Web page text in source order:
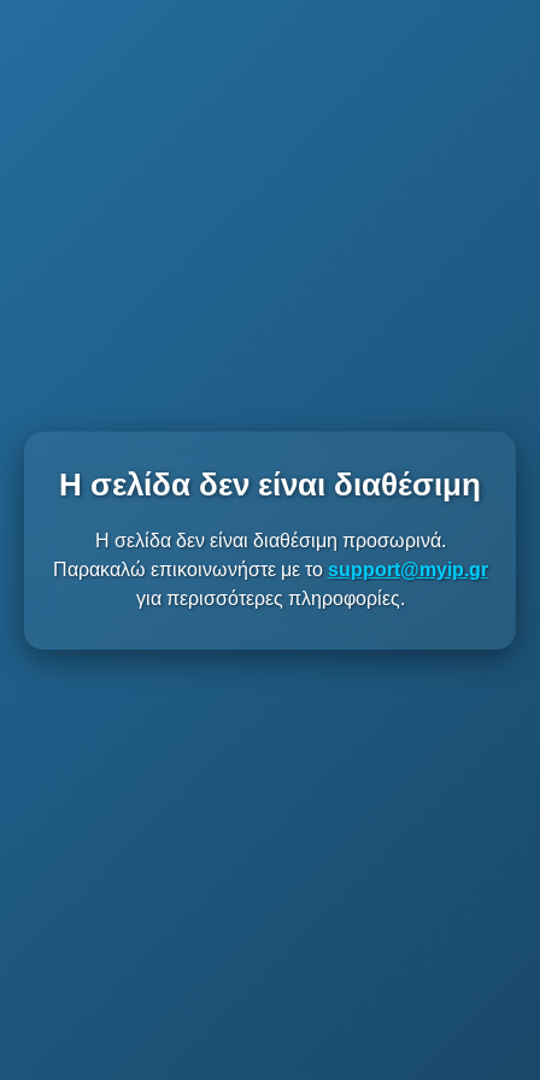
Η σελίδα δεν είναι διαθέσιμη
Η σελίδα δεν είναι διαθέσιμη προσωρινά.
Παρακαλώ επικοινωνήστε με το support@myip.gr
για περισσότερες πληροφορίες.